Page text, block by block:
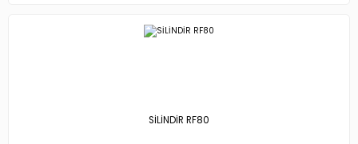
SİLİNDİR RF80